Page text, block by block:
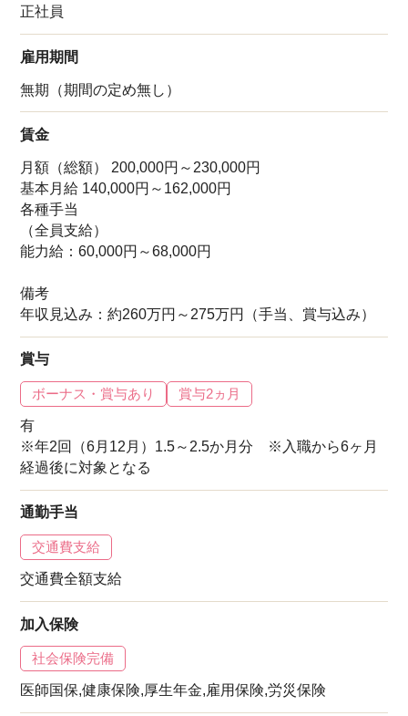
正社員
雇用期間
無期（期間の定め無し）
賃金
月額（総額） 200,000円～230,000円
基本月給 140,000円～162,000円
各種手当
（全員支給）
能力給：60,000円～68,000円
備考
年収見込み：約260万円～275万円（手当、賞与込み）
賞与
ボーナス・賞与あり 賞与2ヵ月
有
※年2回（6月12月）1.5～2.5か月分 ※入職から6ヶ月
経過後に対象となる
通勤手当
交通費支給
交通費全額支給
加入保険
社会保険完備
医師国保,健康保険,厚生年金,雇用保険,労災保険